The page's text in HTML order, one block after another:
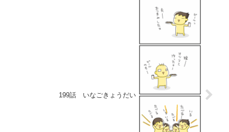
199話 いなごきょうだい